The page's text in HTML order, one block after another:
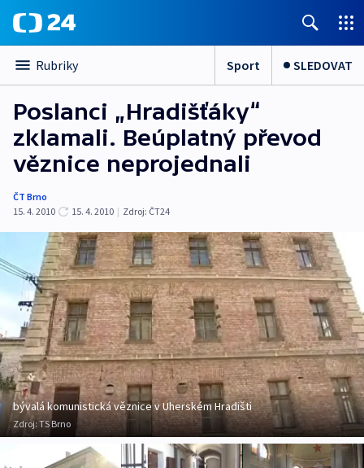
Rubriky Sport SLEDOVAT
Poslanci „Hradišťáky“
zklamali. Beúplatný převod
věznice neprojednali
ČT Brno
15. 4. 2010
15. 4. 2010 | Zdroj: ČT24
bývalá komunistická věznice v Uherském Hradišti
Zdroj:TS Brno